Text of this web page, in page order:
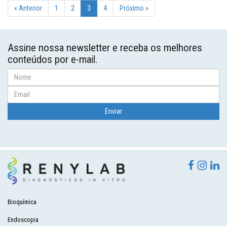
« Anterior 1 2 3 4 Próximo »
Assine nossa newsletter e receba os melhores
conteúdos por e-mail.
Bioquímica
Endoscopia